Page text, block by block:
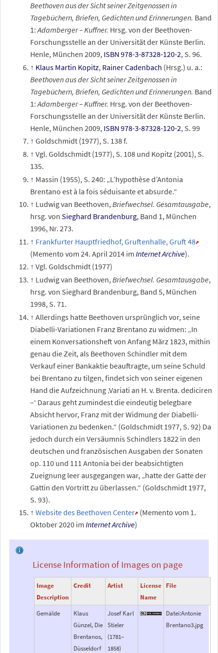
Beethoven aus der Sicht seiner Zeitgenossen in
Tagebüchern, Briefen, Gedichten und Erinnerungen. Band
1:Adamberger – Kuffner. Hrsg. von der Beethoven-
Forschungsstelle an der Universität der Künste Berlin.
Henle, München 2009, ISBN 978-3-87328-120-2, S. 96.
Klaus Martin Kopitz, Rainer Cadenbach (Hrsg.) u. a.:
Beethoven aus der Sicht seiner Zeitgenossen in
Tagebüchern, Briefen, Gedichten und Erinnerungen. Band
1:Adamberger – Kuffner. Hrsg. von der Beethoven-
Forschungsstelle an der Universität der Künste Berlin.
Henle, München 2009, ISBN 978-3-87328-120-2, S. 99
Goldschmidt (1977), S. 138 f.
Vgl. Goldschmidt (1977), S. 108 und Kopitz (2001), S.
135.
Massin (1955), S. 240: „L’hypothèse d’Antonia
Brentano est à la fois séduisante et absurde.“
Ludwig van Beethoven,Briefwechsel. Gesamtausgabe,
hrsg. vonSieghard Brandenburg, Band 1, München
1996, Nr. 273.
Frankfurter Hauptfriedhof, Gruftenhalle, Gruft 48
(Memento vom 24. April 2014 imInternet Archive).
Vgl. Goldschmidt (1977)
Ludwig van Beethoven,Briefwechsel. Gesamtausgabe,
hrsg. von Sieghard Brandenburg, Band 5, München
1998, S. 71.
Allerdings hatte Beethoven ursprünglich vor, seine
Diabelli-Variationen Franz Brentano zu widmen: „In
einem Konversationsheft von Anfang März 1823, mithin
genau die Zeit, als Beethoven Schindler mit dem
Verkauf einer Bankaktie beauftragte, um seine Schuld
bei Brentano zu tilgen, findet sich von seiner eigenen
Hand die Aufzeichnung ‚Variati an H. v. Brenta. dediciren
–‘ Daraus geht zumindest die eindeutig belegbare
Absicht hervor, Franz mit der Widmung der Diabelli-
Variationen zu bedenken.“ (Goldschmidt 1977, S. 92) Da
jedoch durch ein Versäumnis Schindlers 1822 in den
deutschen und französischen Ausgaben der Sonaten
op. 110 und 111 Antonia bei der beabsichtigten
Zueignung leer ausgegangen war, „hatte der Gatte der
Gattin den Vortritt zu überlassen.“ (Goldschmidt 1977,
S. 93).
Website des Beethoven Center (Memento vom 1.
Oktober 2020 imInternet Archive)
License Information of Images on page
Image
Description
Credit Artist
License
Name
File
Gemälde
Klaus
Günzel, Die
Brentanos,
Düsseldorf
Josef Karl
Stieler
(1781–
1858)
Datei:Antonie
Brentano3.jpg